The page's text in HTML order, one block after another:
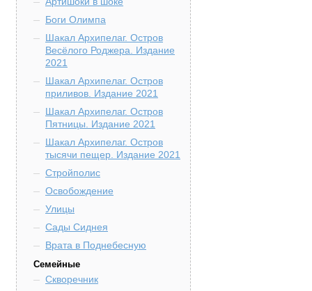
Боги Олимпа
Шакал Архипелаг. Остров
Весёлого Роджера. Издание
2021
Шакал Архипелаг. Остров
приливов. Издание 2021
Шакал Архипелаг. Остров
Пятницы. Издание 2021
Шакал Архипелаг. Остров
тысячи пещер. Издание 2021
Стройполис
Освобождение
Улицы
Сады Сиднея
Врата в Поднебесную
Семейные
Скворечник